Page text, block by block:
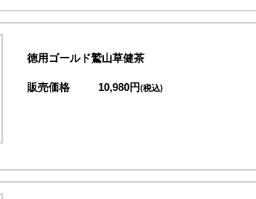
徳用ゴールド鷲山草健茶
販売価格 10,980円(税込)